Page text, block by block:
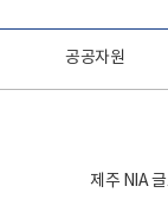
공공자원
제주 NIA